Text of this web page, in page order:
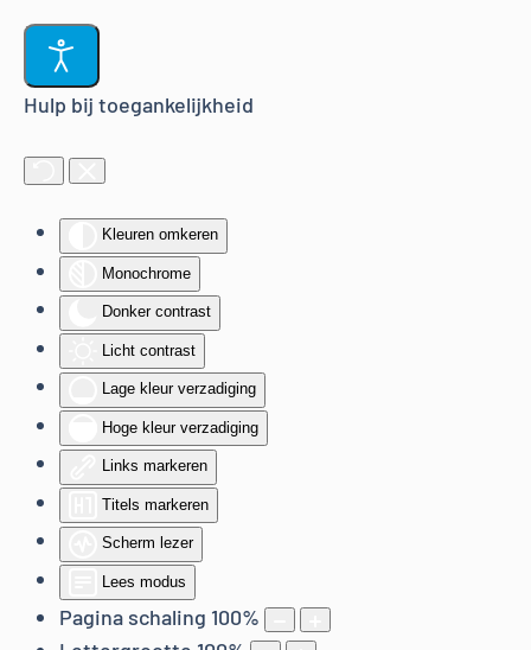
Hulp bij toegankelijkheid
Kleuren omkeren
Monochrome
Donker contrast
Licht contrast
Lage kleur verzadiging
Hoge kleur verzadiging
Links markeren
Titels markeren
Scherm lezer
Lees modus
Pagina schaling 100%
Terug naar hoofdinhoud